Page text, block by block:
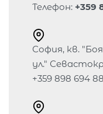
Телефон: +359
София, кв.
ул."
+359 898 694